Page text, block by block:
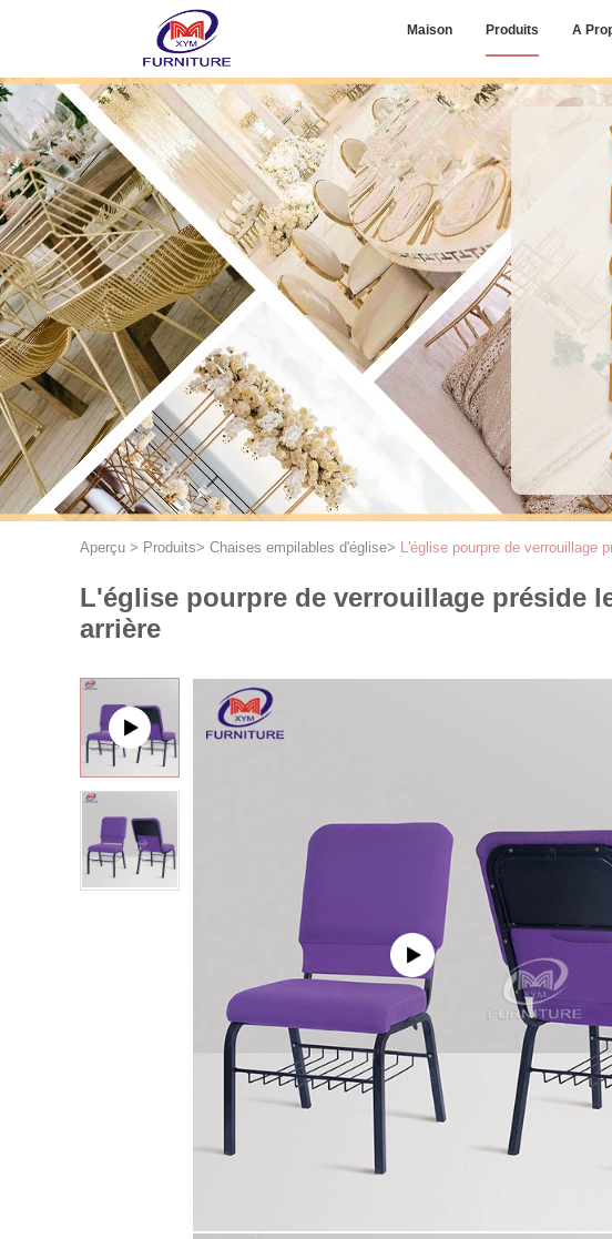
Maison Produits A
Aperçu > Produits> Chaises empilables d'église> L'église pourpre de verrouillage
L'église pourpre de verrouillage préside
arrière